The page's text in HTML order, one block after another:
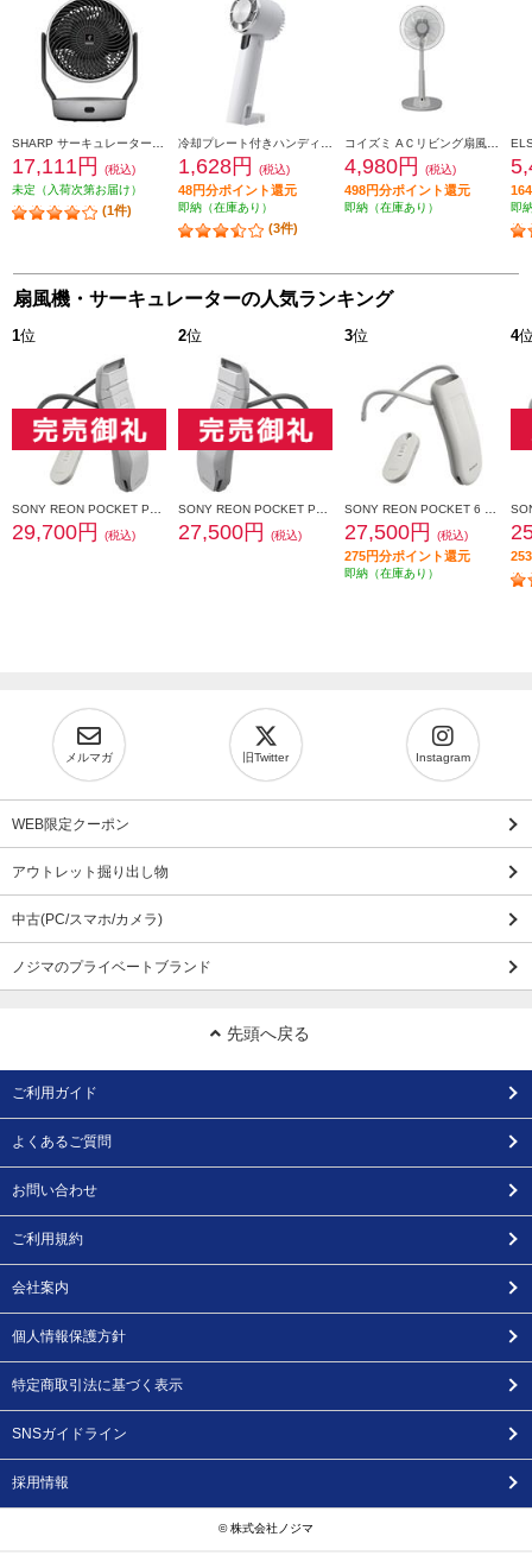
17,111円
(税込)
未定（入荷次第お届け）
(1件)
1,628円 (税込)
48円分ポイント還元
即納（在庫あり）
(3件)
4,980円 (税込)
498円分ポイント還元
即納（在庫あり） 即
扇風機・サーキュレーターの人気ランキング
1位
29,700円 (税込)
2位
27,500円 (税込)
3位
27,500円 (税込)
275円分ポイント還元
即納（在庫あり）
4
メルマガ 旧Twitter Instagram
WEB限定クーポン
アウトレット掘り出し物
中古(PC/スマホ/カメラ)
ノジマのプライベートブランド
先頭へ戻る
ご利用ガイド
よくあるご質問
お問い合わせ
ご利用規約
会社案内
個人情報保護方針
特定商取引法に基づく表示
SNSガイドライン
採用情報
© 株式会社ノジマ